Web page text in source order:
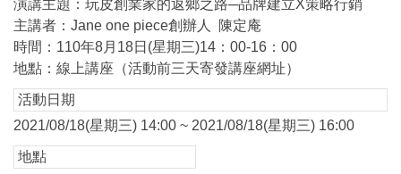
演講主題：玩皮創業家的返鄉之路─品牌建立X策略行銷
主講者：Jane one piece創辦人 陳定庵
時間：110年8月18日(星期三)14：00-16：00
地點：線上講座（活動前三天寄發講座網址）
活動日期
2021/08/18(星期三) 14:00 ~ 2021/08/18(星期三) 16:00
地點